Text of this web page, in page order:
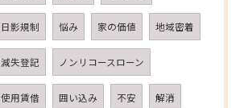
日影規制 悩み 家の価値 地域密着
減失登記 ノンリコースローン
使用賃借 囲い込み 不安 解消